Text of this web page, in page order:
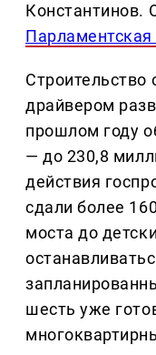
Константинов.
Парламентская
Строительство
драйвером
прошлом году
— до 230,8
действия
сдали более
моста до
шесть уже